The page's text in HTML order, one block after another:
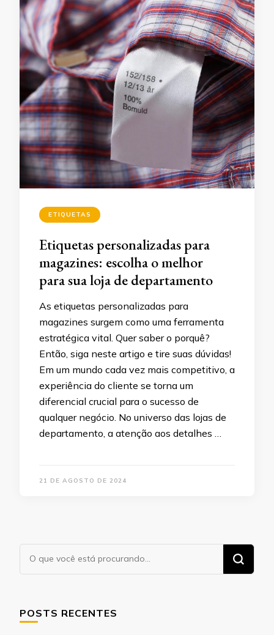
ETIQUETAS
Etiquetas personalizadas para
magazines: escolha o melhor
para sua loja de departamento
As etiquetas personalizadas para
magazines surgem como uma ferramenta
estratégica vital. Quer saber o porquê?
Então, siga neste artigo e tire suas dúvidas!
Em um mundo cada vez mais competitivo, a
experiência do cliente se torna um
diferencial crucial para o sucesso de
qualquer negócio. No universo das lojas de
departamento, a atenção aos detalhes …
21 DE AGOSTO DE 2024
Procurando
algo?
POSTS RECENTES